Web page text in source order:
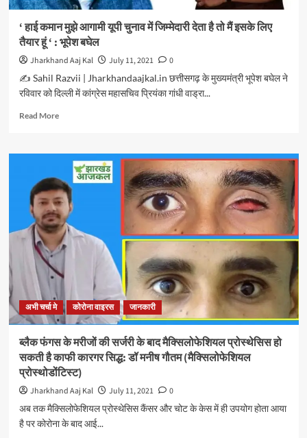
ने
खारिज,
सांसद
निशिकांत
ने
कहा:
‘ हाई कमान मुझे आगामी यूपी चुनाव में जिम्मेदारी देता है तो मैं इसके लिए
तैयार हूं ‘ : भूपेश बघेल
Jharkhand Aaj Kal July 11, 2021
0
✍️ Sahil Razvii | Jharkhandaajkal.in छत्तीसगढ़ के मुख्यमंत्री भूपेश बघेल ने
रविवार को दिल्ली में कांग्रेस महासचिव प्रियंका गांधी वाड्रा...
Read MoreRead
‘
कमान
मुझे
आगामी
यूपी
चुनाव
में
जिम्मेदारी
देता
इसके
लिए
तैयार
हूं
‘
:
बघेल
अभी चर्चा मे कोरोना वाइरस जानकारी
ब्लैक फंगस के मरीजों की सर्जरी के बाद मैक्सिलोफेशियल प्रोस्थेसिस हो
सकती है काफी कारगर सिद्ध: डॉ मनीष गौतम (मैक्सिलोफेशियल
प्रोस्थोडोंटिस्ट)
Jharkhand Aaj Kal July 11, 2021
0
अब तक मैक्सिलोफेशियल प्रोस्थेसिस कैंसर और चोट के केस में ही उपयोग होता आया
है पर कोरोना के बाद आई...